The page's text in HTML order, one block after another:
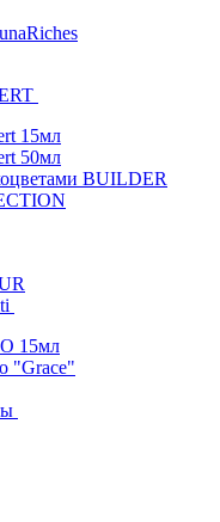
15мл
50мл
BUILDER
15мл
"Grace"